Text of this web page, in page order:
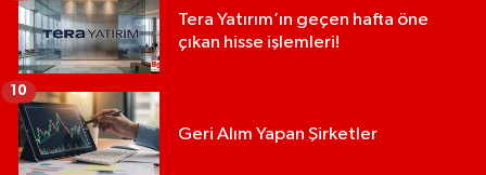
Tera Yatırım’ın geçen hafta öne
çıkan hisse işlemleri!
Geri Alım Yapan Şirketler
10